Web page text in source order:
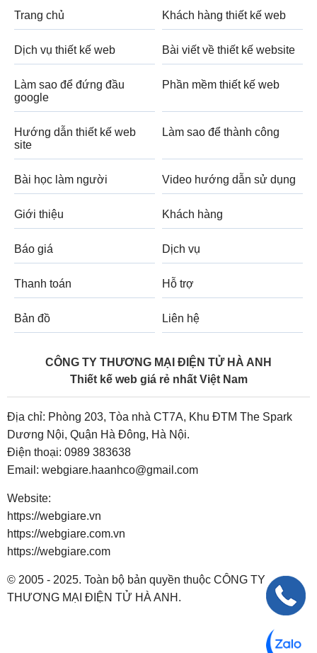
Trang chủ Khách hàng thiết kế web
Dịch vụ thiết kế web Bài viết về thiết kế website
Làm sao để đứng đầu
google
Phần mềm thiết kế web
Hướng dẫn thiết kế web
site
Làm sao để thành công
Bài học làm người Video hướng dẫn sử dụng
Giới thiệu Khách hàng
Báo giá Dịch vụ
Thanh toán Hỗ trợ
Bản đồ Liên hệ
CÔNG TY THƯƠNG MẠI ĐIỆN TỬ HÀ ANH
Thiết kế web giá rẻ nhất Việt Nam
Địa chỉ: Phòng 203, Tòa nhà CT7A, Khu ĐTM The Spark
Dương Nội, Quận Hà Đông, Hà Nội.
Điện thoại: 0989 383638
Email: webgiare.haanhco@gmail.com
Website:
https://webgiare.vn
https://webgiare.com.vn
https://webgiare.com
© 2005 - 2025. Toàn bộ bản quyền thuộc CÔNG TY
THƯƠNG MẠI ĐIỆN TỬ HÀ ANH.